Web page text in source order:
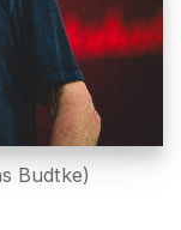
Budtke)